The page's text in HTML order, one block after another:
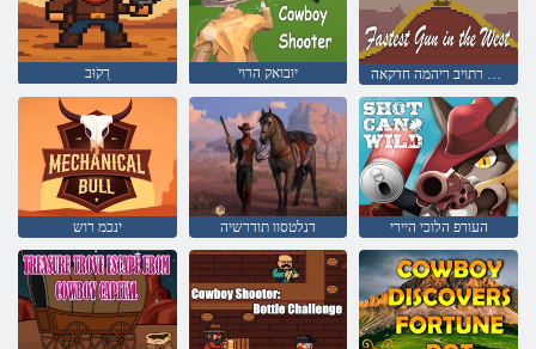
רֵקֹוּב יובואק הרוי ברעמב רתויב ריהמה חדקאה
ינכמ רוש דנלטסוו תודרשיה העורפ הלוכי היירי